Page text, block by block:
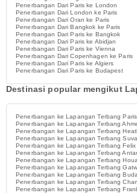
Penerbangan Dari Paris ke London
Penerbangan Dari London ke Paris
Penerbangan Dari Oran ke Paris
Penerbangan Dari Bangkok ke Paris
Penerbangan Dari Paris ke Bangkok
Penerbangan Dari Paris ke Abidjan
Penerbangan Dari Paris ke Vienna
Penerbangan Dari Copenhagen ke Paris
Penerbangan Dari Paris ke Algiers
Penerbangan Dari Paris ke Budapest
Destinasi popular mengikut
Penerbangan ke Lapangan Terbang
Penerbangan ke Lapangan Terbang
Penerbangan ke Lapangan Terbang
Penerbangan ke Lapangan Terbang
Penerbangan ke Lapangan Terbang
Penerbangan ke Lapangan Terbang
Penerbangan ke Lapangan Terbang
Penerbangan ke Lapangan Terbang
Penerbangan ke Lapangan Terbang
Penerbangan ke Lapangan Terbang
Penerbangan ke Lapangan Terbang